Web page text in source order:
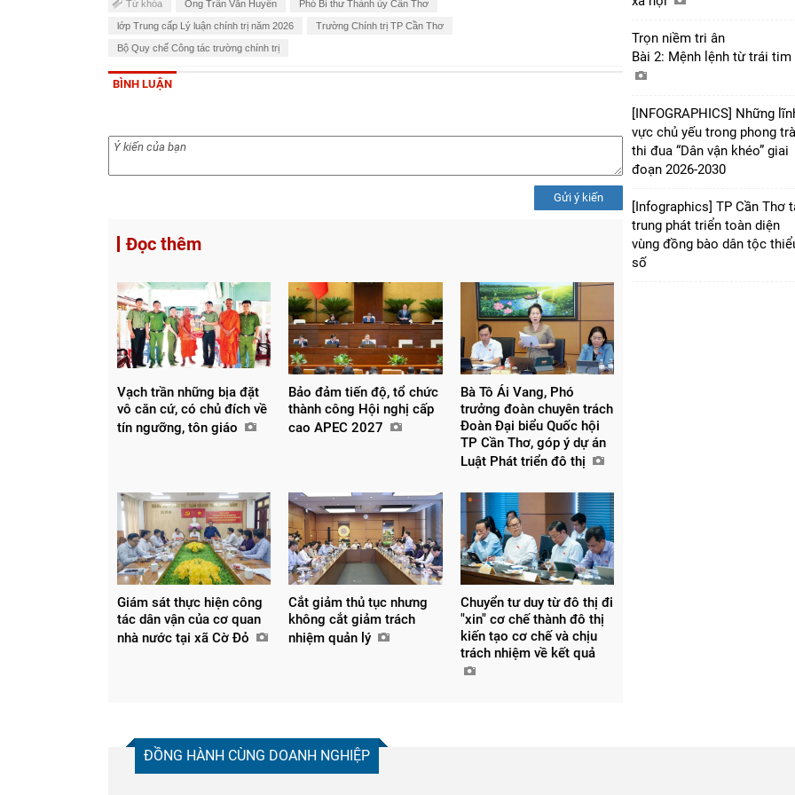
Từ khóa Ông Trần Văn Huyến Phó Bí thư Thành ủy Cần Thơ
lớp Trung cấp Lý luận chính trị năm 2026 Trường Chính trị TP Cần Thơ
Bộ Quy chế Công tác trường chính trị
BÌNH LUẬN
Gửi ý kiến
Đọc thêm
Vạch trần những bịa đặt
vô căn cứ, có chủ đích về
tín ngưỡng, tôn giáo
Bảo đảm tiến độ, tổ chức
thành công Hội nghị cấp
cao APEC 2027
Bà Tô Ái Vang, Phó
trưởng đoàn chuyên trách
Đoàn Đại biểu Quốc hội
TP Cần Thơ, góp ý dự án
Luật Phát triển đô thị
Giám sát thực hiện công
tác dân vận của cơ quan
nhà nước tại xã Cờ Đỏ
Cắt giảm thủ tục nhưng
không cắt giảm trách
nhiệm quản lý
Chuyển tư duy từ đô thị đi
"xin" cơ chế thành đô thị
kiến tạo cơ chế và chịu
trách nhiệm về kết quả
Trọn niềm tri ân
Bài 2: Mệnh lệnh từ trái tim
[INFOGRAPHICS] Những
vực chủ yếu trong phong
thi đua “Dân vận khéo” giai
đoạn 2026-2030
[Infographics] TP Cần Thơ
trung phát triển toàn diện
vùng đồng bào dân tộc
số
ĐỒNG HÀNH CÙNG DOANH NGHIỆP